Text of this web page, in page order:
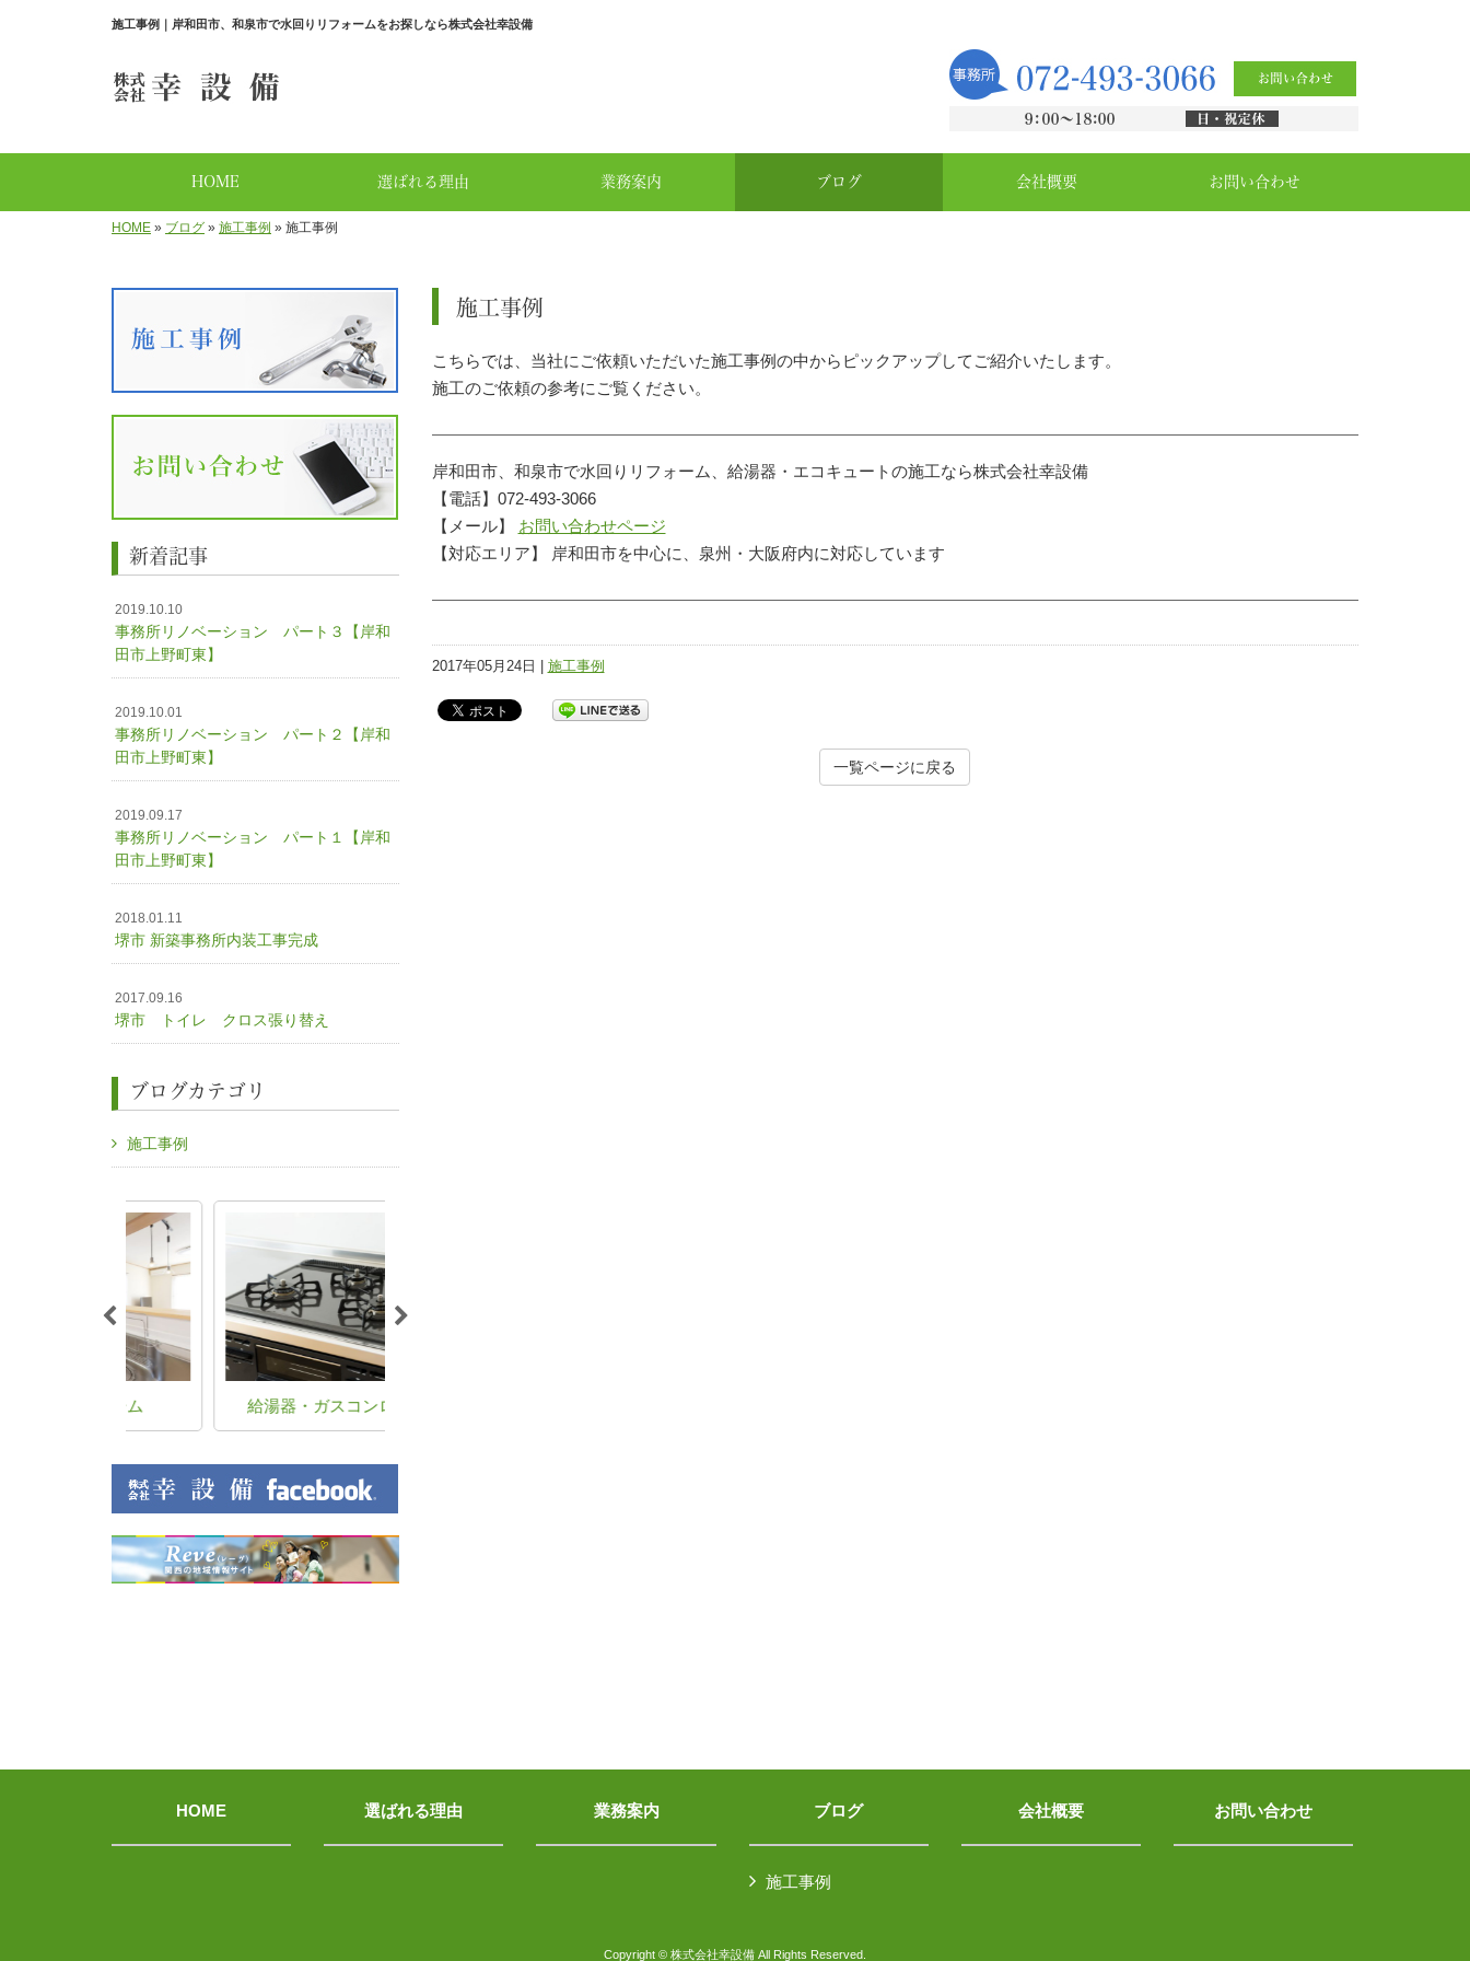
施工事例｜岸和田市、和泉市で水回りリフォームをお探しなら株式会社幸設備
HOME 選ばれる理由 業務案内 ブログ 会社概要 お問い合わせ
HOME » ブログ » 施工事例 » 施工事例
施工事例
こちらでは、当社にご依頼いただいた施工事例の中からピックアップしてご紹介いたします。
施工のご依頼の参考にご覧ください。
岸和田市、和泉市で水回りリフォーム、給湯器・エコキュートの施工なら株式会社幸設備
【電話】072-493-3066
【メール】 お問い合わせページ
【対応エリア】 岸和田市を中心に、泉州・大阪府内に対応しています
2017年05月24日 | 施工事例
一覧ページに戻る
新着記事
2019.10.10
事務所リノベーション パート３【岸和
田市上野町東】
2019.10.01
事務所リノベーション パート２【岸和
田市上野町東】
2019.09.17
事務所リノベーション パート１【岸和
田市上野町東】
2018.01.11
堺市 新築事務所内装工事完成
2017.09.16
堺市 トイレ クロス張り替え
ブログカテゴリ
施工事例
給湯器・ガスコンロ交換
HOME 選ばれる理由 業務案内 ブログ
施工事例
会社概要 お問い合わせ
Copyright © 株式会社幸設備 All Rights Reserved.